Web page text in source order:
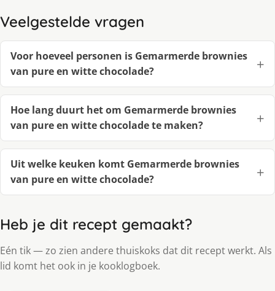
Veelgestelde vragen
Voor hoeveel personen is Gemarmerde brownies
van pure en witte chocolade?
Hoe lang duurt het om Gemarmerde brownies
van pure en witte chocolade te maken?
Uit welke keuken komt Gemarmerde brownies
van pure en witte chocolade?
Heb je dit recept gemaakt?
Eén tik — zo zien andere thuiskoks dat dit recept werkt. Als
lid komt het ook in je kooklogboek.